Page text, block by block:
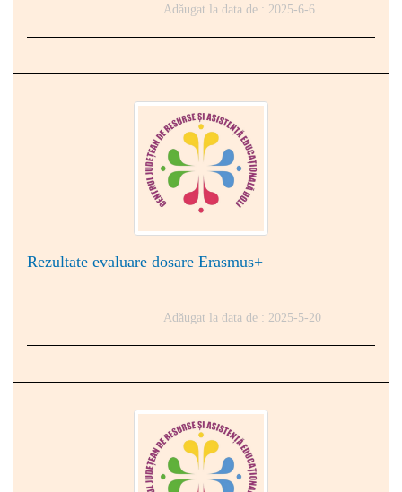
Adăugat la data de : 2025-6-6
Rezultate evaluare dosare Erasmus+
Adăugat la data de : 2025-5-20